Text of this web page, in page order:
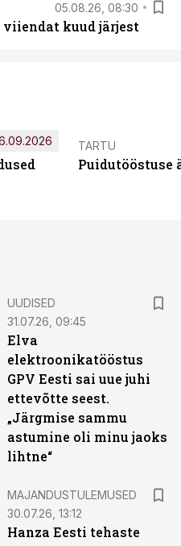
05.08.26, 08:30
kuud järjest
TARTU
Puidutööstuse
UUDISED
31.07.26, 09:45
Elva
elektroonikatööstus
GPV Eesti sai uue juhi
ettevõtte seest.
„Järgmise sammu
astumine oli minu jaoks
lihtne“
MAJANDUSTULEMUSED
30.07.26, 13:12
Hanza Eesti tehaste